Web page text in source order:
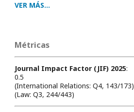
VER MÁS...
Métricas
Journal Impact Factor (JIF) 2025:
0.5
(International Relations: Q4, 143/173)
(Law: Q3, 244/443)